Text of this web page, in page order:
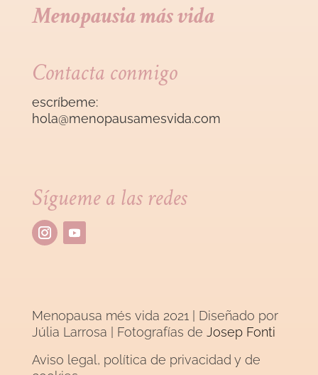
Menopausia más vida
Contacta conmigo
escríbeme:
hola@menopausamesvida.com
Sígueme a las redes
Menopausa més vida 2021 | Diseñado por
Júlia Larrosa | Fotografías de Josep Fonti
Aviso legal, política de privacidad y de